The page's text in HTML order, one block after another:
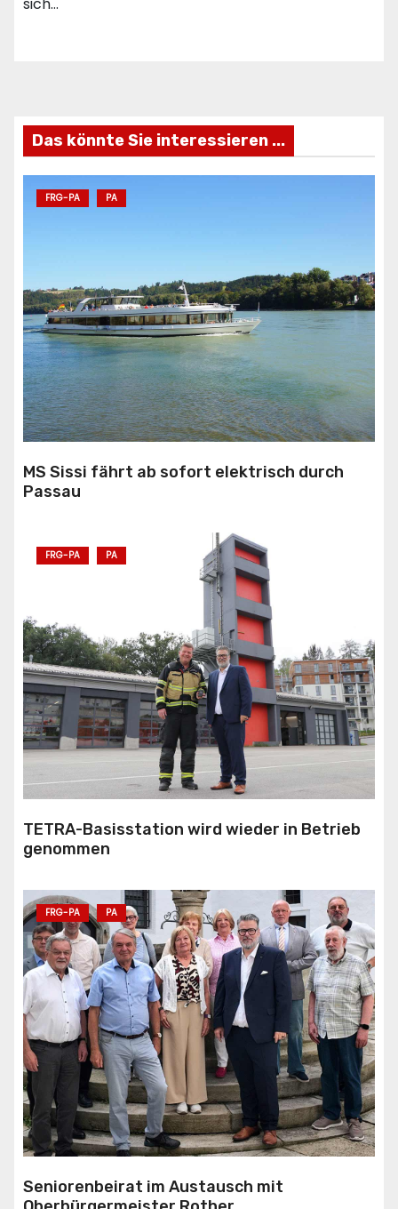
Das könnte Sie interessieren ...
FRG-PA PA
MS Sissi fährt ab sofort elektrisch durch
Passau
FRG-PA PA
TETRA-Basisstation wird wieder in Betrieb
genommen
FRG-PA PA
Seniorenbeirat im Austausch mit